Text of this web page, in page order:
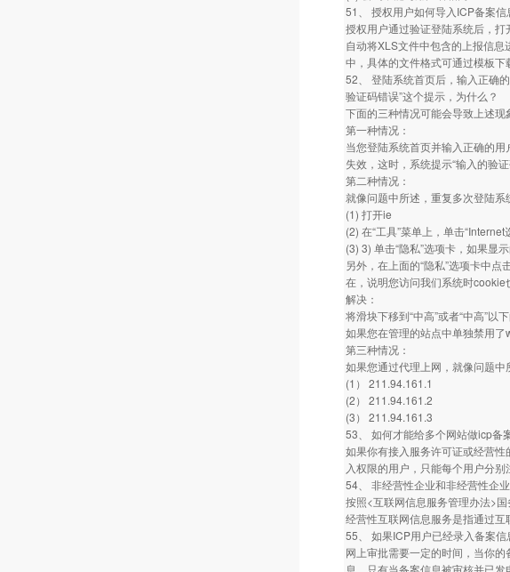
51、 授权用户如何导入ICP备案信
授权用户通过验证登陆系统后，打
自动将XLS文件中包含的上报信
中，具体的文件格式可通过模板下
52、 登陆系统首页后，输入正确
验证码错误”这个提示，为什么？
下面的三种情况可能会导致上述现
第一种情况：
当您登陆系统首页并输入正确的
失效，这时，系统提示“输入的验
第二种情况：
就像问题中所述，重复多次登陆
(1) 打开ie
(2) 在“工具”菜单上，单击
(3) 3) 单击“隐私”选项卡，如果显
另外，在上面的“隐私”选项卡中
在，说明您访问我们系统时cookie
解决：
将滑块下移到“中高”或者“中高”以
如果您在管理的站点中单独禁用了
第三种情况：
如果您通过代理上网，就像问题中
(1） 211.94.161.1
(2） 211.94.161.2
(3） 211.94.161.3
53、 如何才能给多个网站做icp备
如果你有接入服务许可证或经营
入权限的用户，只能每个用户分别
54、 非经营性企业和非经营性企
按照<互联网信息服务管理办法>
经营性互联网信息服务是指通过互
55、 如果ICP用户已经录入备案
网上审批需要一定的时间，当你
息，只有当备案信息被审核并已发